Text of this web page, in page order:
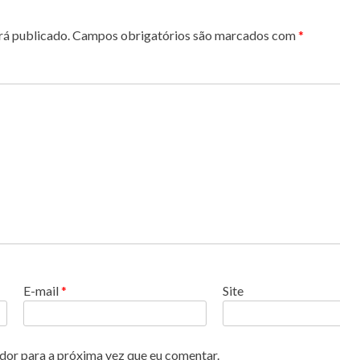
publicado. Campos obrigatórios são marcados com*
E-mail* Site
para a próxima vez que eu comentar.